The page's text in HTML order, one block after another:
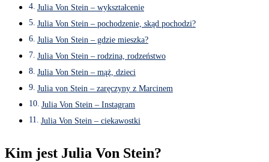
Julia Von Stein – wykształcenie
Julia Von Stein – pochodzenie, skąd pochodzi?
Julia Von Stein – gdzie mieszka?
Julia Von Stein – rodzina, rodzeństwo
Julia Von Stein – mąż, dzieci
Julia von Stein – zaręczyny z Marcinem
Julia Von Stein – Instagram
Julia Von Stein – ciekawostki
Kim jest Julia Von Stein?